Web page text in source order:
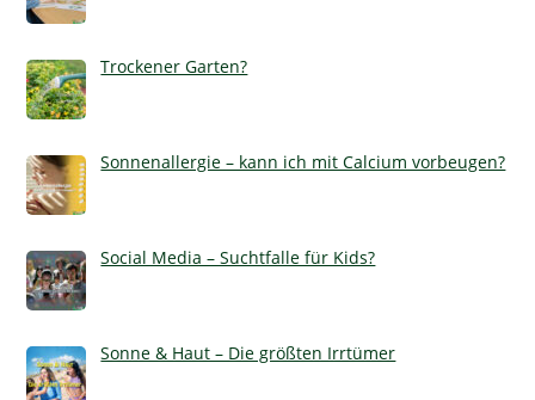
Trockener Garten?
Sonnenallergie – kann ich mit Calcium vorbeugen?
Social Media – Suchtfalle für Kids?
Sonne & Haut – Die größten Irrtümer